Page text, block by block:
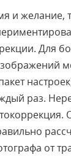
и желание,
Для
раз.
от